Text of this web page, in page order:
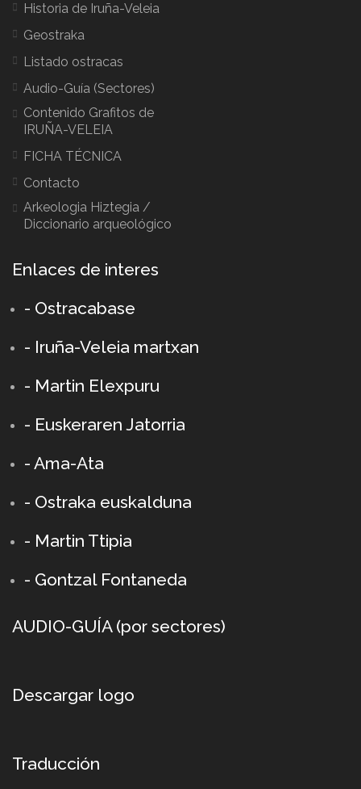
Historia de Iruña-Veleia
Geostraka
Listado ostracas
Audio-Guía (Sectores)
Contenido Grafitos de
IRUÑA-VELEIA
FICHA TÉCNICA
Contacto
Arkeologia Hiztegia /
Diccionario arqueológico
Enlaces de interes
- Ostracabase
- Iruña-Veleia martxan
- Martin Elexpuru
- Euskeraren Jatorria
- Ama-Ata
- Ostraka euskalduna
- Martin Ttipia
- Gontzal Fontaneda
AUDIO-GUÍA (por sectores)
Descargar logo
Traducción